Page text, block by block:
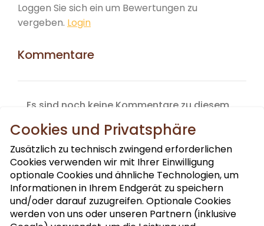
Loggen Sie sich ein um Bewertungen zu
vergeben. Login
Kommentare
Es sind noch keine Kommentare zu diesem
Cookies und Privatsphäre
Zusätzlich zu technisch zwingend erforderlichen
Cookies verwenden wir mit Ihrer Einwilligung
optionale Cookies und ähnliche Technologien, um
Informationen in Ihrem Endgerät zu speichern
und/oder darauf zuzugreifen. Optionale Cookies
werden von uns oder unseren Partnern (inklusive